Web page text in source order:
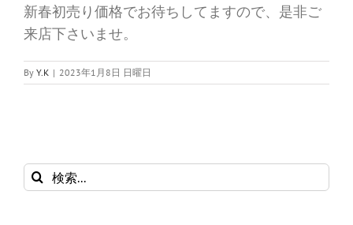
新春初売り価格でお待ちしてますので、是非ご
来店下さいませ。
By Y.K | 2023年1月8日 日曜日
検
索